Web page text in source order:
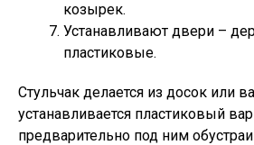
козырек.
Устанавливают двери –
пластиковые.
Стульчак делается из досок или
устанавливается пластиковый
предварительно под ним